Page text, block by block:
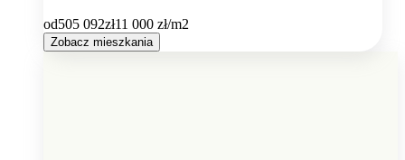
od505 092zł11 000 zł/m2
Zobacz mieszkania